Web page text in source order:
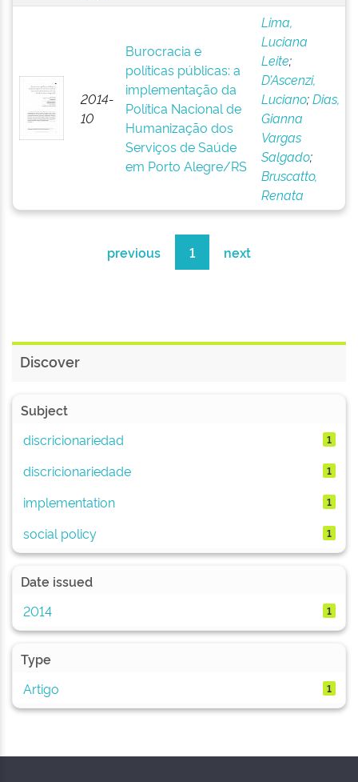
2014-
10
Burocracia e
políticas públicas: a
implementação da
Política Nacional de
Humanização dos
Serviços de Saúde
em Porto Alegre/RS
Lima,
Luciana
Leite;
D’Ascenzi,
Luciano;Dias,
Gianna
Vargas
Salgado;
Bruscatto,
Renata
previous 1 next
Discover
Subject
discricionariedad
1
discricionariedade 1
implementation 1
social policy 1
Date issued
2014
1
Type
Artigo
1